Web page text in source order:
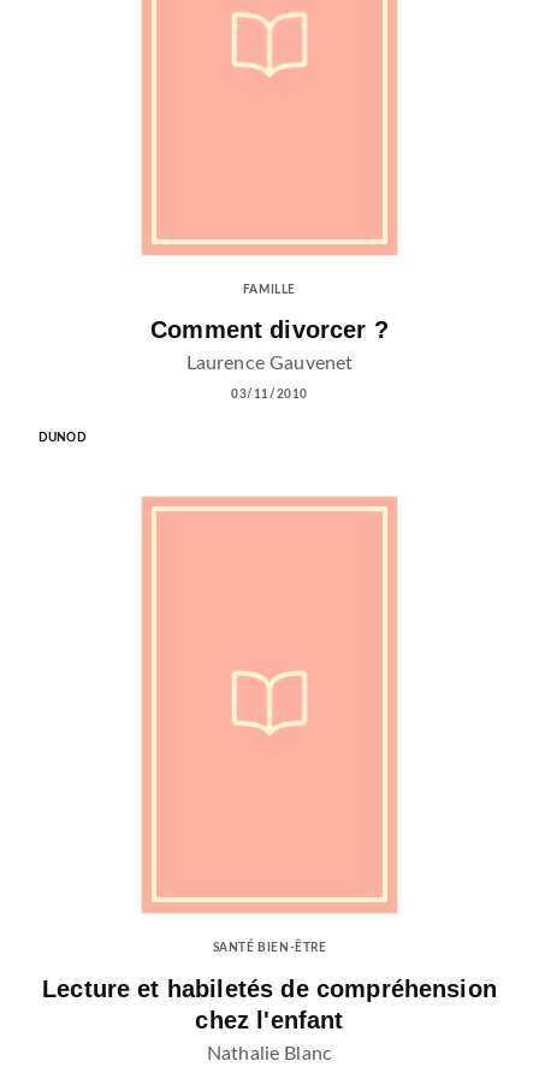
FAMILLE
Comment divorcer ?
Laurence Gauvenet
03/11/2010
DUNOD
SANTÉ BIEN-ÊTRE
Lecture et habiletés de compréhension
chez l'enfant
Nathalie Blanc